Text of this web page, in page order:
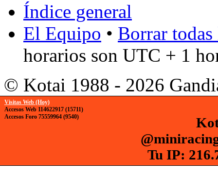
Índice general
El Equipo • Borrar
horarios son UTC + 1
© Kotai 1988 - 2026
Visitas Web (Hoy)
Accesos Web 114622917 (15711)
Accesos Foro 75559964 (9540)
Tu IP: